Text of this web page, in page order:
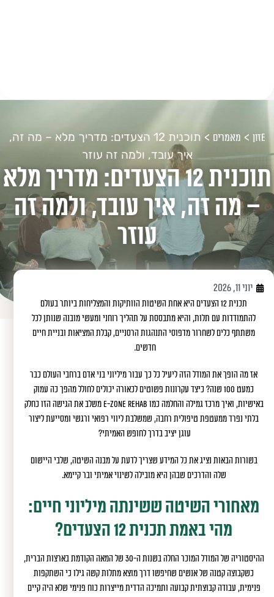
Eזון > מאמרים >
תוכנית 12 הצעדים: מדריך מלא – מה זה,
איך עובד, ולמה זה עוזר
תוכנית 12 הצעדים: מדריך מלא
– מה זה, איך עובד, ולמה זה
עוזר
יוני 11, 2026
תכנית 12 הצעדים היא אחת השיטות הוותיקות והמצליחות ביותר בעולם
להתמודדות עם תלות, והיא מתבססת על תהליך רוחני ומעשי מובנה שנותן לכל
משתתף כלים לשחרור מדפוסי התנהגות הרסניים, קבלת המציאות ובניית חיים
חדשים.
אז מה הופך את המודל הזה ליעיל כל כך עבור מיליוני בני אדם ברחבי העולם כבר
כמעט 100 שנה? כיצד עקרונות פשוטים לכאורה יכולים לחולל מהפך כה עמוק
באישיות, ואיך מרכז גמילה והחלמה כמו E-zone Rehab משלב את הגישה הזו כחלק
בלתי נפרד ממעטפת טיפולית רחבה, שמשלבת ליווי רפואי ורגשי ומסייעת ליצור
עוגן יציב בדרך לחופש האמיתי?
בשורות הבאות נציג את כל המידע שצריך לדעת על מבנה השיטה, שלבי היישום
שלה והדרכים שבהן היא מובילה לשינוי אמיתי ובר קיימא.
מאחורי השיטה ששינתה מיליוני חיים:
מהי באמת תכנית 12 הצעדים?
ההיסטוריה של המודל המוכר החלה בשנות ה-30 של המאה הקודמת בארצות הברית,
כשקבוצה קטנה של אנשים שחיפשו דרך מוצא מתלות קשה גילו כי השתקפות
פנימית, עבודה קבוצתית קבועה ותמיכה הדדית מייצרות כוח פנימי שלא היה קיים